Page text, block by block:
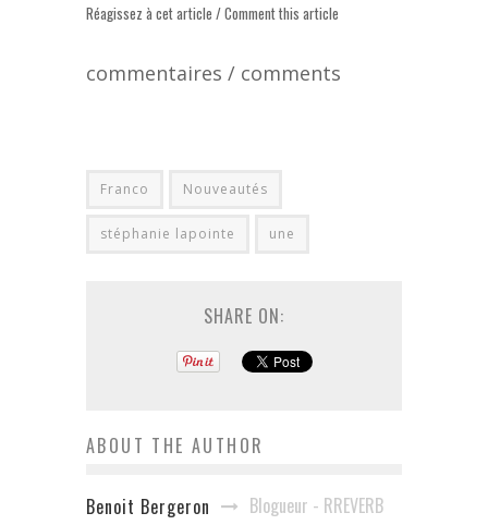
Réagissez à cet article / Comment this article
commentaires / comments
Franco Nouveautés
stéphanie lapointe une
SHARE ON:
ABOUT THE AUTHOR
Benoit Bergeron Blogueur - RREVERB